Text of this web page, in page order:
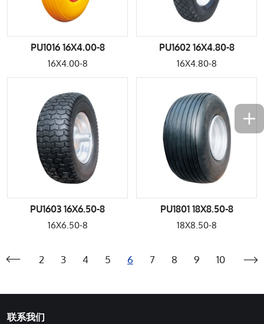
PU1016 16X4.00-8
16X4.00-8
PU1602 16X4.80-8
16X4.80-8
PU1603 16X6.50-8
16X6.50-8
PU1801 18X8.50-8
18X8.50-8
2 3 4 5 6 7 8 9 10
联系我们